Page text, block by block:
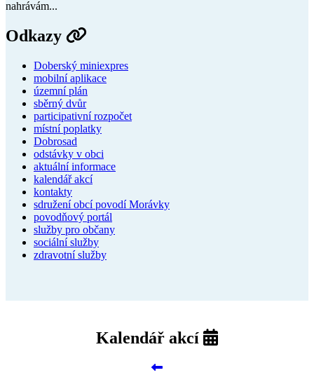
nahrávám...
Odkazy
Doberský miniexpres
mobilní aplikace
územní plán
sběrný dvůr
participativní rozpočet
místní poplatky
Dobrosad
odstávky v obci
aktuální informace
kalendář akcí
kontakty
sdružení obcí povodí Morávky
povodňový portál
služby pro občany
sociální služby
zdravotní služby
Kalendář akcí